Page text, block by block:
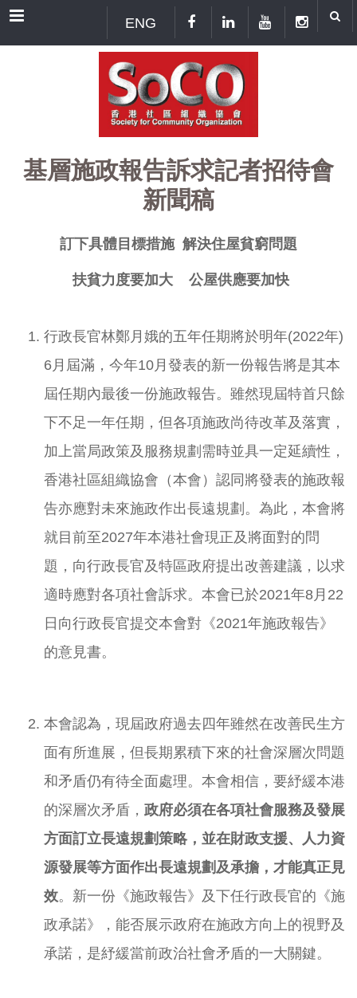
Menu ENG
基層施政報告訴求記者招待會
新聞稿
訂下具體目標措施 解決住屋貧窮問題
扶貧力度要加大 公屋供應要加快
行政長官林鄭月娥的五年任期將於明年(2022年)
6月屆滿，今年10月發表的新一份報告將是其本
屆任期內最後一份施政報告。雖然現屆特首只餘
下不足一年任期，但各項施政尚待改革及落實，
加上當局政策及服務規劃需時並具一定延續性，
香港社區組織協會（本會）認同將發表的施政報
告亦應對未來施政作出長遠規劃。為此，本會將
就目前至2027年本港社會現正及將面對的問
題，向行政長官及特區政府提出改善建議，以求
適時應對各項社會訴求。本會已於2021年8月22
日向行政長官提交本會對《2021年施政報告》
的意見書。
本會認為，現屆政府過去四年雖然在改善民生方
面有所進展，但長期累積下來的社會深層次問題
和矛盾仍有待全面處理。本會相信，要紓緩本港
的深層次矛盾， 政府必須在各項社會服務及發展
方面訂立長遠規劃策略，並在財政支援、人力資
源發展等方面作出長遠規劃及承擔，才能真正見
效。新一份《施政報告》及下任行政長官的《施
政承諾》，能否展示政府在施政方向上的視野及
承諾，是紓緩當前政治社會矛盾的一大關鍵。